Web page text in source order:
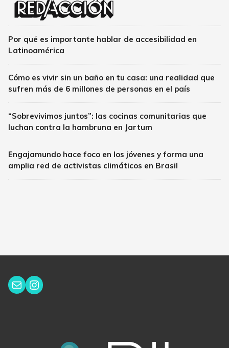
Por qué es importante hablar de accesibilidad en
Latinoamérica
Cómo es vivir sin un baño en tu casa: una realidad que
sufren más de 6 millones de personas en el país
“Sobrevivimos juntos”: las cocinas comunitarias que
luchan contra la hambruna en Jartum
Engajamundo hace foco en los jóvenes y forma una
amplia red de activistas climáticos en Brasil
Correo electrónico
Instagram